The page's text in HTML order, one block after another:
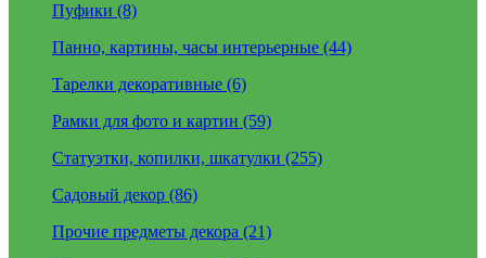
Пуфики (8)
Панно, картины, часы интерьерные (44)
Тарелки декоративные (6)
Рамки для фото и картин (59)
Статуэтки, копилки, шкатулки (255)
Садовый декор (86)
Прочие предметы декора (21)